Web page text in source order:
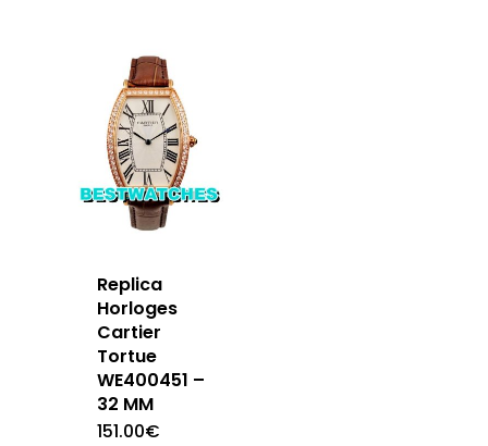
Replica
Horloges
Cartier
Tortue
WE400451 –
32 MM
151.00€